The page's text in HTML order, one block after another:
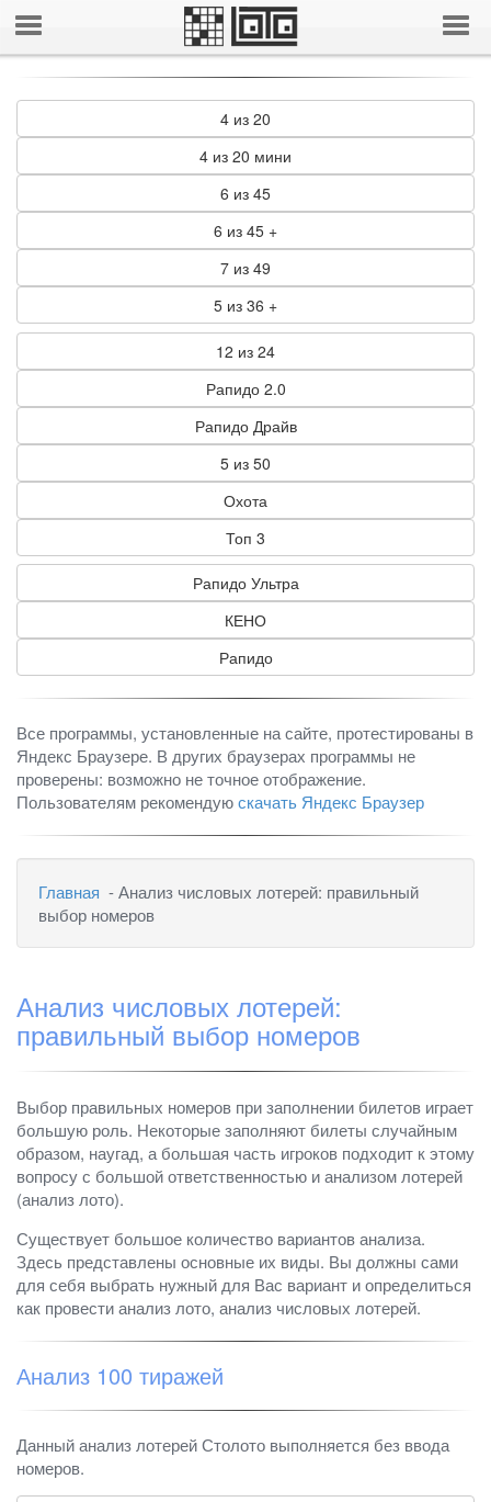
4 из 20
4 из 20 мини
6 из 45
6 из 45 +
7 из 49
5 из 36 +
12 из 24
Рапидо 2.0
Рапидо Драйв
5 из 50
Охота
Топ 3
Рапидо Ультра
КЕНО
Рапидо
Все программы, установленные на сайте, протестированы в
Яндекс Браузере. В других браузерах программы не
проверены: возможно не точное отображение.
Пользователям рекомендуюскачать Яндекс Браузер
Главная - Анализ числовых лотерей: правильный
выбор номеров
Анализ числовых лотерей:
правильный выбор номеров
Выбор правильных номеров при заполнении билетов играет
большую роль. Некоторые заполняют билеты случайным
образом, наугад, а большая часть игроков подходит к этому
вопросу с большой ответственностью и анализом лотерей
(анализ лото).
Существует большое количество вариантов анализа.
Здесь представлены основные их виды. Вы должны сами
для себя выбрать нужный для Вас вариант и определиться
как провести анализ лото, анализ числовых лотерей.
Анализ 100 тиражей
Данный анализ лотерей Столото выполняется без ввода
номеров.